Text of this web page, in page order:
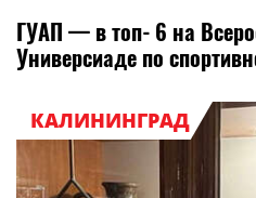
ГУАП — в топ‑6 на
Универсиаде по
КАЛИНИНГРАД